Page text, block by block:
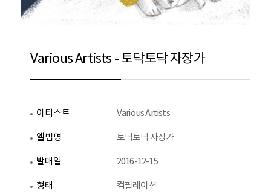
Various Artists - 토닥토닥 자장가
아티스트 Various Artists
앨범명 토닥토닥 자장가
발매일 2016-12-15
형태 컴필레이션